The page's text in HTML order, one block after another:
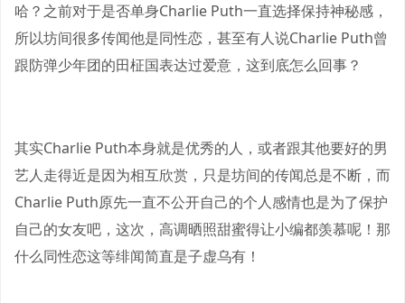
哈？之前对于是否单身Charlie Puth一直选择保持神秘感，
所以坊间很多传闻他是同性恋，甚至有人说Charlie Puth曾
跟防弹少年团的田柾国表达过爱意，这到底怎么回事？
其实Charlie Puth本身就是优秀的人，或者跟其他要好的男
艺人走得近是因为相互欣赏，只是坊间的传闻总是不断，而
Charlie Puth原先一直不公开自己的个人感情也是为了保护
自己的女友吧，这次，高调晒照甜蜜得让小编都羡慕呢！那
什么同性恋这等绯闻简直是子虚乌有！